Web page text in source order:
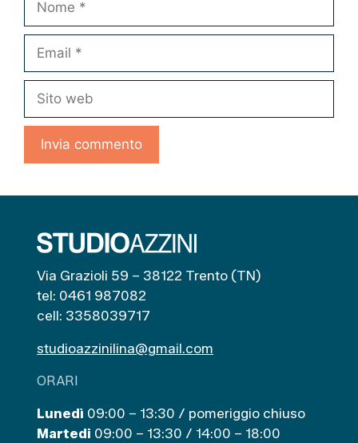
web
Via Grazioli 59 – 38122 Trento (TN)
tel: 0461 987082
cell: 3358039717
studioazzinilina@gmail.com
ORARI
Lunedì 09:00 – 13:30 / pomeriggio chiuso
Martedi 09:00 – 13:30 / 14:00 – 18:00